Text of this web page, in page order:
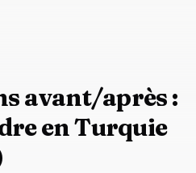
avant/après :
en Turquie